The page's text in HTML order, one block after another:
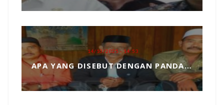
14/10/2025 - 14:53
APA YANG DISEBUT DENGAN PANDANGAN DUNIA, MARI KITA ULAS SECARA SEDERHANA